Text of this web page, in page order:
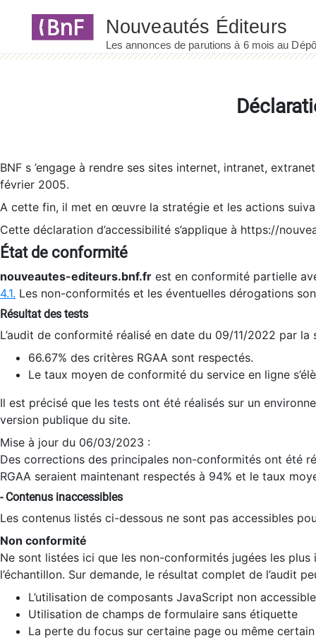
BNF s ’engage à rendre ses sites internet, intranet,
février 2005.
A cette fin, il met en œuvre la stratégie et les actions
Cette déclaration d’accessibilité s’applique à https://
État de conformité
nouveautes-editeurs.bnf.fr est en conformité partielle
4.1. Les non-conformités et les éventuelles dérogations
Résultat des tests
L’audit de conformité réalisé en date du 09/11/2022 par
66.67% des critères RGAA sont respectés.
Le taux moyen de conformité du service en ligne
Il est précisé que les tests ont été réalisés sur un
version publique du site.
Mise à jour du 06/03/2023 :
Des corrections des principales non-conformités ont été
RGAA seraient maintenant respectés à 94% et le taux
- Contenus inaccessibles
Les contenus listés ci-dessous ne sont pas accessibles
Non conformité
Ne sont listées ici que les non-conformités jugées les
l’échantillon. Sur demande, le résultat complet de l’audit
L’utilisation de composants JavaScript non
Utilisation de champs de formulaire sans étiquette
La perte du focus sur certaine page ou même